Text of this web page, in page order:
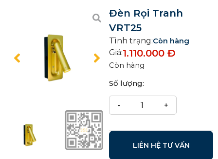
Đèn Rọi Tranh
VRT25
Tình trạng:Còn hàng
Giá:1.110.000 Đ
Còn hàng
Số lượng:
LIÊN HỆ TƯ VẤN